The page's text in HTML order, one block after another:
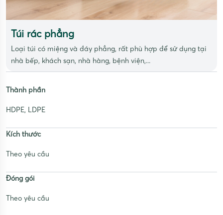
Túi rác phẳng
Loại túi có miệng và đáy phẳng, rất phù hợp để sử dụng tại
nhà bếp, khách sạn, nhà hàng, bệnh viện,...
Thành phần
HDPE, LDPE
Kích thước
Theo yêu cầu
Đóng gói
Theo yêu cầu